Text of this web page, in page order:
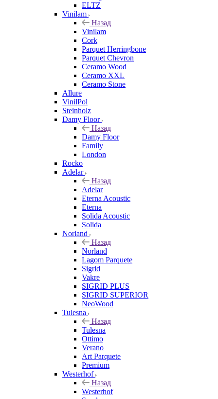
ELTZ
Vinilam
Назад
Vinilam
Cork
Parquet Herringbone
Parquet Chevron
Ceramo Wood
Ceramo XXL
Ceramo Stone
Allure
VinilPol
Steinholz
Damy Floor
Назад
Damy Floor
Family
London
Rocko
Adelar
Назад
Adelar
Eterna Acoustic
Eterna
Solida Acoustic
Solida
Norland
Назад
Norland
Lagom Parquete
Sigrid
Vakre
SIGRID PLUS
SIGRID SUPERIOR
NeoWood
Tulesna
Назад
Tulesna
Ottimo
Verano
Art Parquete
Premium
Westerhof
Назад
Westerhof